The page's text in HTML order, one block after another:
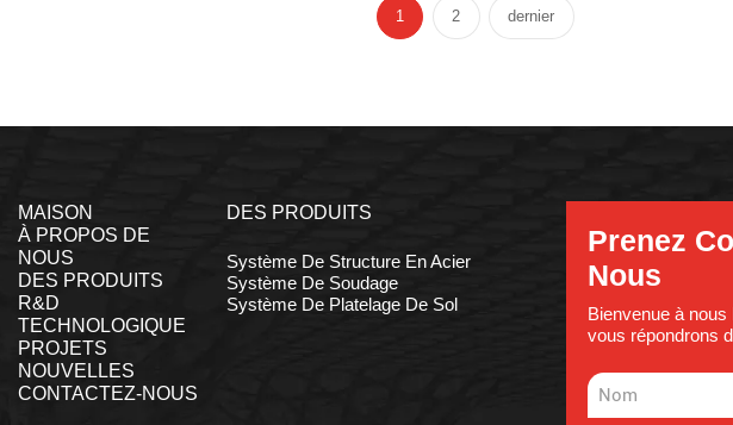
1 2 dernier
MAISON
À PROPOS DE
NOUS
DES PRODUITS
R&D
TECHNOLOGIQUE
PROJETS
NOUVELLES
CONTACTEZ-NOUS
DES PRODUITS
Système De Structure En Acier
Système De Soudage
Système De Platelage De Sol
Prenez
Nous
Bienvenue à
vous répondrons